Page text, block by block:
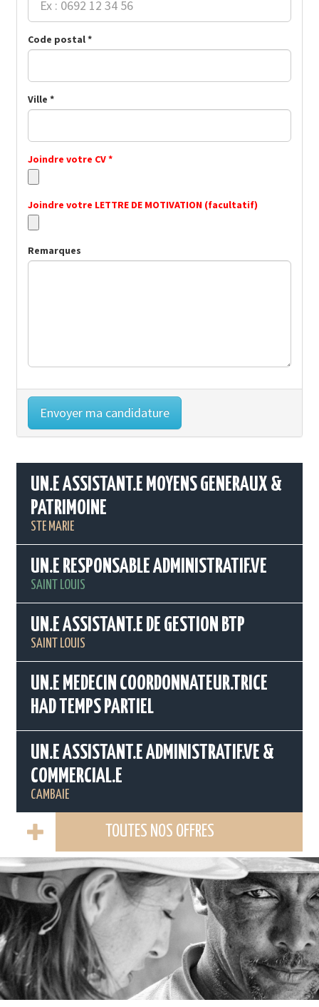
Code postal *
Ville *
Joindre votre CV *
Joindre votre LETTRE DE MOTIVATION (facultatif)
Remarques
UN.E ASSISTANT.E MOYENS GENERAUX &
PATRIMOINE
STE MARIE
UN.E RESPONSABLE ADMINISTRATIF.VE
SAINT LOUIS
UN.E ASSISTANT.E DE GESTION BTP
SAINT LOUIS
UN.E MEDECIN COORDONNATEUR.TRICE
HAD TEMPS PARTIEL
UN.E ASSISTANT.E ADMINISTRATIF.VE &
COMMERCIAL.E
CAMBAIE
TOUTES NOS OFFRES